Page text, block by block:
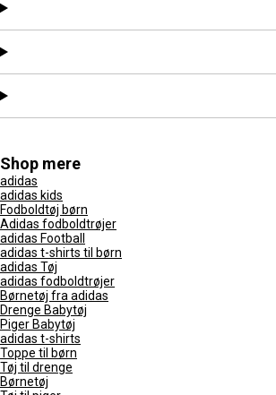
Shop mere
adidas
adidas kids
Fodboldtøj børn
Adidas fodboldtrøjer
adidas Football
adidas t-shirts til børn
adidas Tøj
adidas fodboldtrøjer
Børnetøj fra adidas
Drenge Babytøj
Piger Babytøj
adidas t-shirts
Toppe til børn
Tøj til drenge
Børnetøj